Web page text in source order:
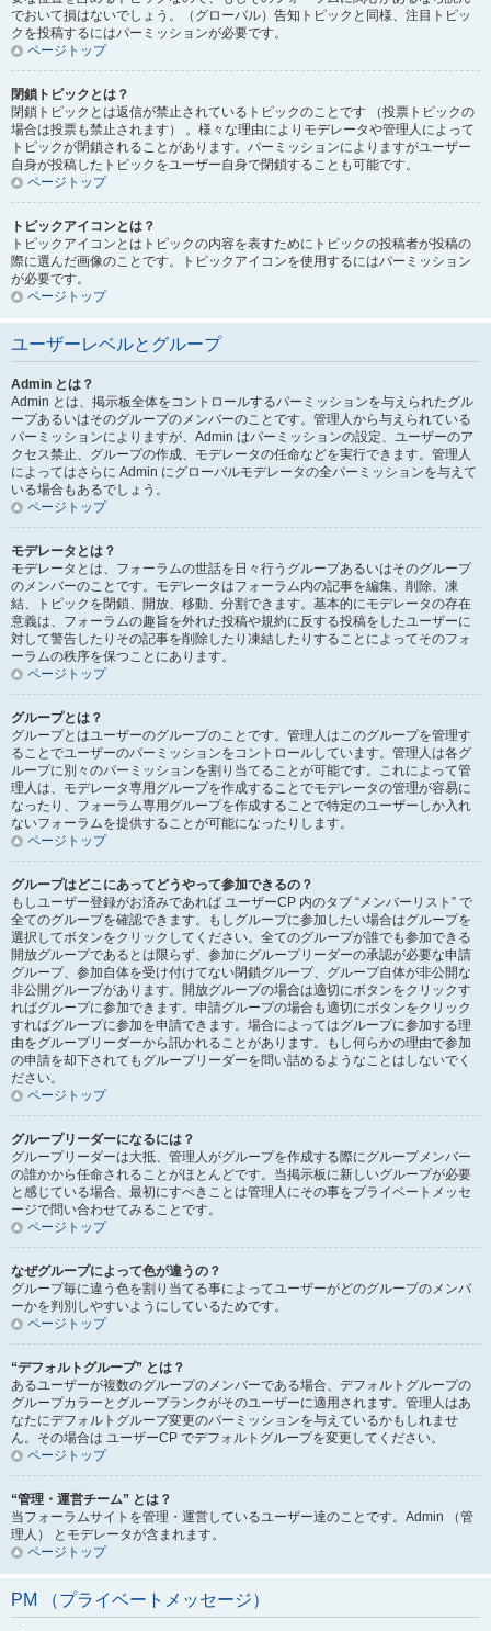
でおいて損はないでしょう。（グローバル）告知トピックと同様、注目トピッ
クを投稿するにはパーミッションが必要です。
ページトップ
閉鎖トピックとは？
閉鎖トピックとは返信が禁止されているトピックのことです （投票トピックの
場合は投票も禁止されます） 。様々な理由によりモデレータや管理人によって
トピックが閉鎖されることがあります。パーミッションによりますがユーザー
自身が投稿したトピックをユーザー自身で閉鎖することも可能です。
ページトップ
トピックアイコンとは？
トピックアイコンとはトピックの内容を表すためにトピックの投稿者が投稿の
際に選んだ画像のことです。トピックアイコンを使用するにはパーミッション
が必要です。
ページトップ
ユーザーレベルとグループ
Admin とは？
Admin とは、掲示板全体をコントロールするパーミッションを与えられたグル
ープあるいはそのグループのメンバーのことです。管理人から与えられている
パーミッションによりますが、Admin はパーミッションの設定、ユーザーのア
クセス禁止、グループの作成、モデレータの任命などを実行できます。管理人
によってはさらに Admin にグローバルモデレータの全パーミッションを与えて
いる場合もあるでしょう。
ページトップ
モデレータとは？
モデレータとは、フォーラムの世話を日々行うグループあるいはそのグループ
のメンバーのことです。モデレータはフォーラム内の記事を編集、削除、凍
結、トピックを閉鎖、開放、移動、分割できます。基本的にモデレータの存在
意義は、フォーラムの趣旨を外れた投稿や規約に反する投稿をしたユーザーに
対して警告したりその記事を削除したり凍結したりすることによってそのフォ
ーラムの秩序を保つことにあります。
ページトップ
グループとは？
グループとはユーザーのグループのことです。管理人はこのグループを管理す
ることでユーザーのパーミッションをコントロールしています。管理人は各グ
ループに別々のパーミッションを割り当てることが可能です。これによって管
理人は、モデレータ専用グループを作成することでモデレータの管理が容易に
なったり、フォーラム専用グループを作成することで特定のユーザーしか入れ
ないフォーラムを提供することが可能になったりします。
ページトップ
グループはどこにあってどうやって参加できるの？
もしユーザー登録がお済みであれば ユーザーCP 内のタブ “メンバーリスト” で
全てのグループを確認できます。もしグループに参加したい場合はグループを
選択してボタンをクリックしてください。全てのグループが誰でも参加できる
開放グループであるとは限らず、参加にグループリーダーの承認が必要な申請
グループ、参加自体を受け付けてない閉鎖グループ、グループ自体が非公開な
非公開グループがあります。開放グループの場合は適切にボタンをクリックす
ればグループに参加できます。申請グループの場合も適切にボタンをクリック
すればグループに参加を申請できます。場合によってはグループに参加する理
由をグループリーダーから訊かれることがあります。もし何らかの理由で参加
の申請を却下されてもグループリーダーを問い詰めるようなことはしないでく
ださい。
ページトップ
グループリーダーになるには？
グループリーダーは大抵、管理人がグループを作成する際にグループメンバー
の誰かから任命されることがほとんどです。当掲示板に新しいグループが必要
と感じている場合、最初にすべきことは管理人にその事をプライベートメッセ
ージで問い合わせてみることです。
ページトップ
なぜグループによって色が違うの？
グループ毎に違う色を割り当てる事によってユーザーがどのグループのメンバ
ーかを判別しやすいようにしているためです。
ページトップ
“デフォルトグループ” とは？
あるユーザーが複数のグループのメンバーである場合、デフォルトグループの
グループカラーとグループランクがそのユーザーに適用されます。管理人はあ
なたにデフォルトグループ変更のパーミッションを与えているかもしれませ
ん。その場合は ユーザーCP でデフォルトグループを変更してください。
ページトップ
“管理・運営チーム” とは？
当フォーラムサイトを管理・運営しているユーザー達のことです。Admin （管
理人） とモデレータが含まれます。
ページトップ
PM （プライベートメッセージ）